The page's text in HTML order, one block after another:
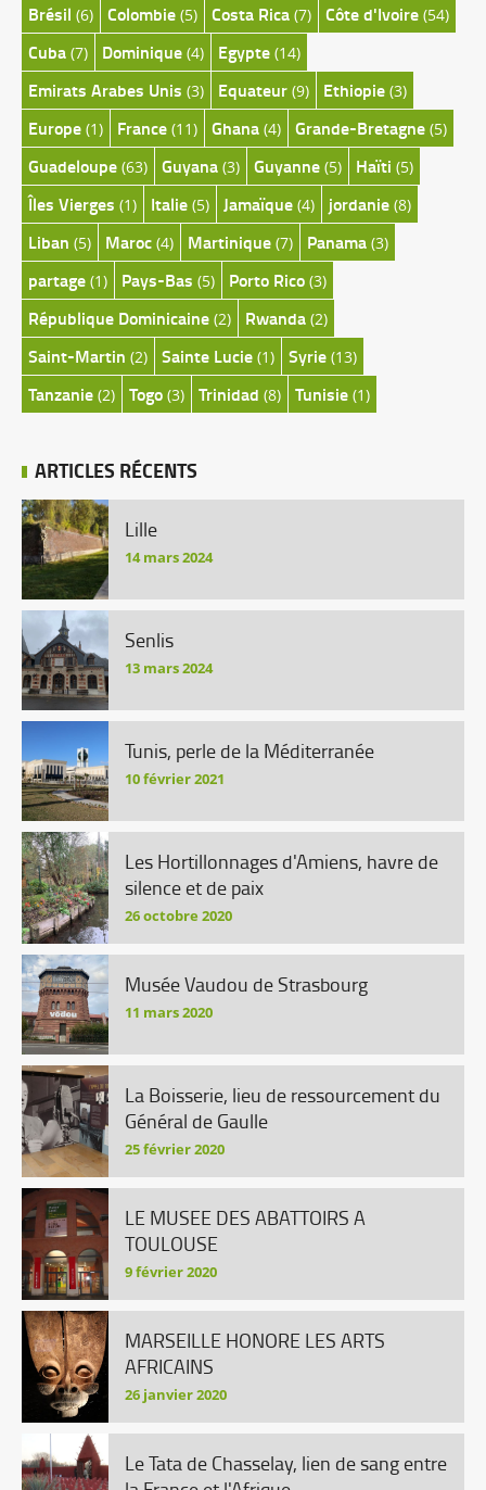
Brésil (6) Colombie (5) Costa Rica (7) Côte d'Ivoire (54)
Cuba (7) Dominique (4) Egypte (14)
Emirats Arabes Unis (3) Equateur (9) Ethiopie (3)
Europe (1) France (11) Ghana (4) Grande-Bretagne (5)
Guadeloupe (63) Guyana (3) Guyanne (5) Haïti (5)
Îles Vierges (1) Italie (5) Jamaïque (4) jordanie (8)
Liban (5) Maroc (4) Martinique (7) Panama (3)
partage (1) Pays-Bas (5) Porto Rico (3)
République Dominicaine (2) Rwanda (2)
Saint-Martin (2) Sainte Lucie (1) Syrie (13)
Tanzanie (2) Togo (3) Trinidad (8) Tunisie (1)
ARTICLES RÉCENTS
Lille
14 mars 2024
Senlis
13 mars 2024
Tunis, perle de la Méditerranée
10 février 2021
Les Hortillonnages d'Amiens, havre de
silence et de paix
26 octobre 2020
Musée Vaudou de Strasbourg
11 mars 2020
La Boisserie, lieu de ressourcement du
Général de Gaulle
25 février 2020
LE MUSEE DES ABATTOIRS A
TOULOUSE
9 février 2020
MARSEILLE HONORE LES ARTS
AFRICAINS
26 janvier 2020
Le Tata de Chasselay, lien de sang entre